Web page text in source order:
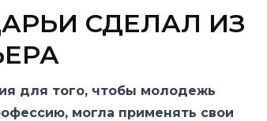
СДЕЛАЛ ИЗ
для того, чтобы молодежь
могла применять свои